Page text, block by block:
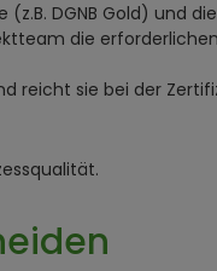
DGNB Gold) und
die
reicht sie bei der